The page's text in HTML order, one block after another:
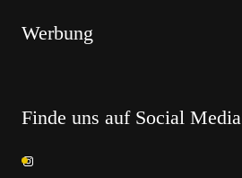
Werbung
Finde uns auf Social Media